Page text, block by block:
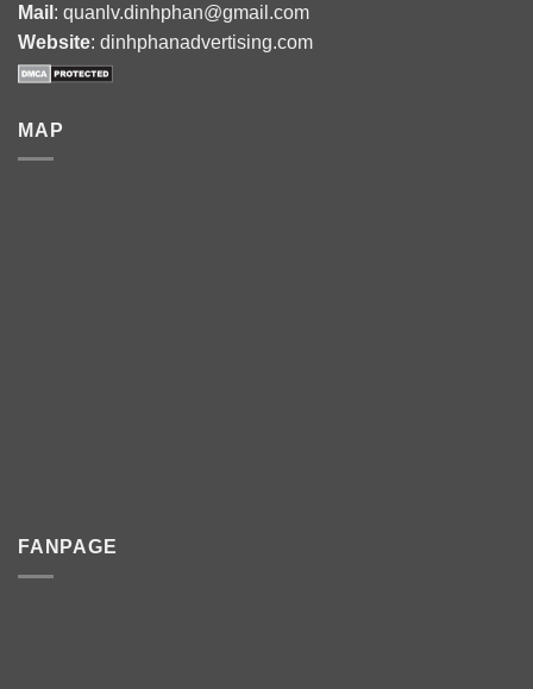
Mail : quanlv.dinhphan@gmail.com
Website: dinhphanadvertising.com
MAP
FANPAGE